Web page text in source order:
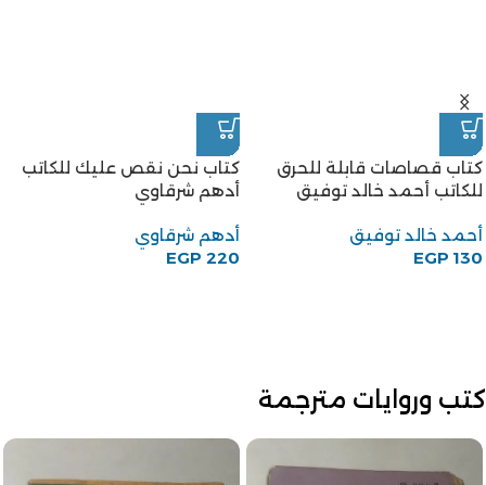
كتاب قصاصات قابلة للحرق
للكاتب أحمد خالد توفيق
أحمد خالد توفيق
EGP 130
كتاب نحن نقص عليك للكاتب
أدهم شرقاوي
أدهم شرقاوي
EGP 220
كتب وروايات مترجمة